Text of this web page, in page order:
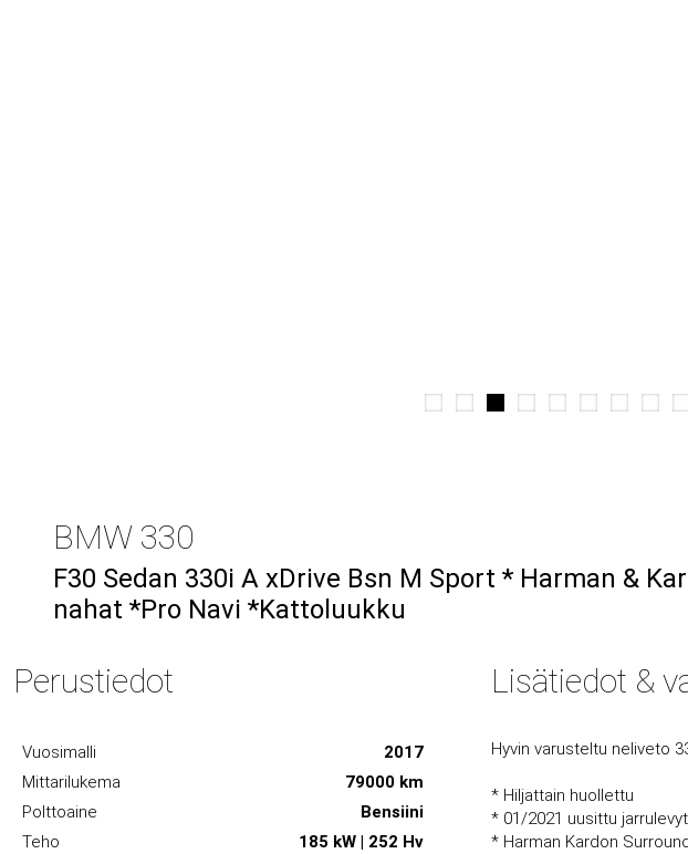
BMW 330
F30 Sedan 330i A xDrive Bsn M Sport * Harman &
nahat *Pro Navi *Kattoluukku
Perustiedot
Vuosimalli
2017
Mittarilukema
79000 km
Polttoaine
Bensiini
Teho
185 kW | 252 Hv
Lisätiedot &
Hyvin varusteltu neliveto
* Hiljattain huollettu
* 01/2021 uusittu
* Harman Kardon